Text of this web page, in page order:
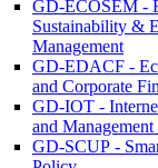
GD-ECOSEM -
Sustainability &
Management
GD-EDACF -
and Corporate
GD-IOT -
and
GD-SCUP -